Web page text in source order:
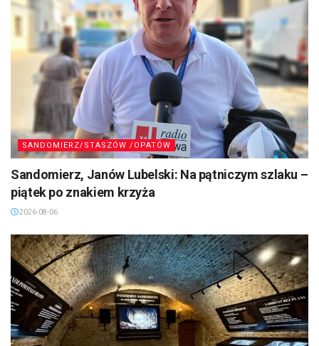
SANDOMIERZ/STASZÓW /OPATÓW
Sandomierz, Janów Lubelski: Na pątniczym szlaku –
piątek po znakiem krzyża
2026-08-06